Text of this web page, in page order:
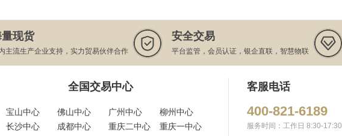
现货
主流生产企业支持，实力贸易伙伴合作
安全交易
平台监管，会员认证，银企直联，智慧物联
全国交易中心
宝山中心 佛山中心 广州中心
柳州中心
长沙中心
成都中心 重庆二中心 重庆一中心
客服电话
400-821-6189
服务时间：工作日 8:30-17:30